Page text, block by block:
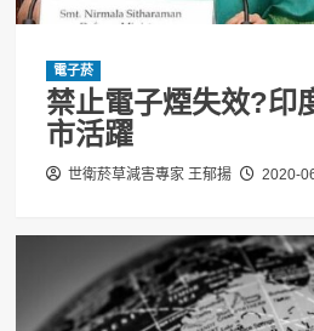
電子菸
禁止電子煙失效?印
市活躍
世衛菸草減害專家 王郁揚 2020-